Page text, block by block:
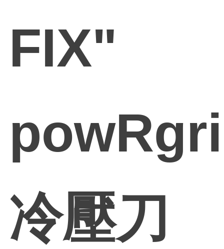
FIX"
冷壓刀